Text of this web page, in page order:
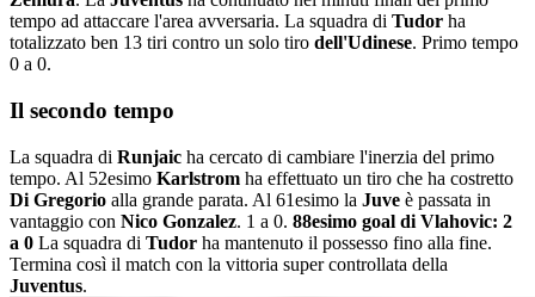
tempo ad attaccare l'area avversaria. La squadra di Tudor ha
totalizzato ben 13 tiri contro un solo tiro dell'Udinese. Primo tempo
0 a 0.
Il secondo tempo
La squadra di Runjaic ha cercato di cambiare l'inerzia del primo
tempo. Al 52esimo Karlstrom ha effettuato un tiro che ha costretto
Di Gregorio alla grande parata. Al 61esimo la Juve è passata in
vantaggio con Nico Gonzalez. 1 a 0. 88esimo goal di Vlahovic: 2
a 0 La squadra di Tudor ha mantenuto il possesso fino alla fine.
Termina così il match con la vittoria super controllata della
Juventus.